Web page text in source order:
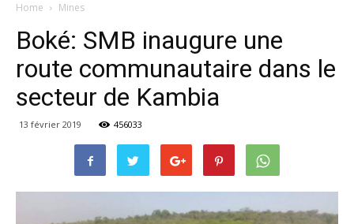
Home Mines
Boké: SMB inaugure une
route communautaire dans le
secteur de Kambia
13 février 2019 456033